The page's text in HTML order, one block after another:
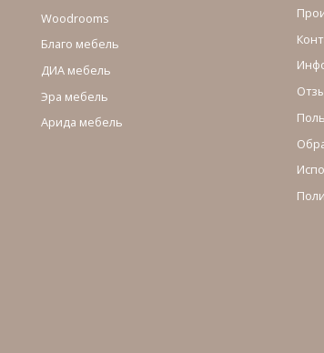
Woodrooms
Благо мебель
ДИА мебель
Эра мебель
Арида мебель